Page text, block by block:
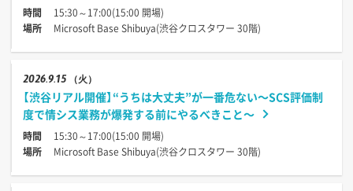
時間
15:30～17:00(15:00 開場)
場所
Microsoft Base Shibuya(渋谷クロスタワー 30階)
20269.15 （火）
【渋谷リアル開催】“うちは大丈夫”が一番危ない〜SCS評価制
度で情シス業務が爆発する前にやるべきこと〜
時間
15:30～17:00(15:00 開場)
場所
Microsoft Base Shibuya(渋谷クロスタワー 30階)